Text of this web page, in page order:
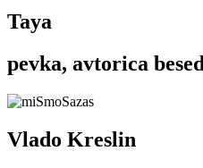
Taya
pevka, avtorica
Vlado Kreslin